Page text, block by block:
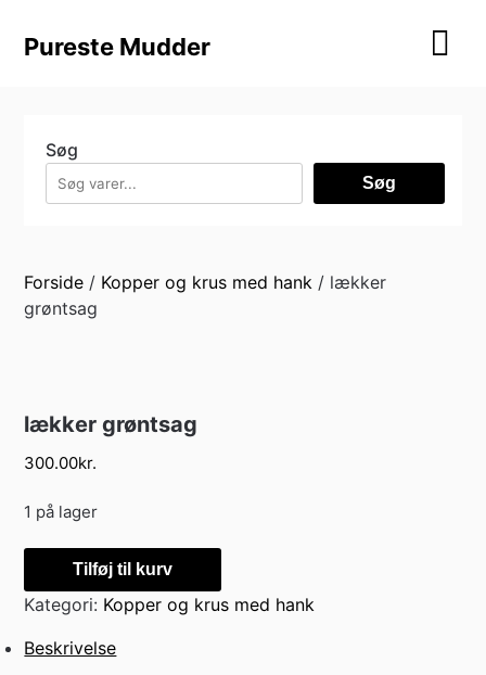
Pureste Mudder
Søg
Søg
Forside / Kopper og krus med hank / lækker
grøntsag
lækker grøntsag
300.00kr.
1 på lager
lækker
grøntsag
antal
Tilføj til kurv
Kategori: Kopper og krus med hank
Beskrivelse